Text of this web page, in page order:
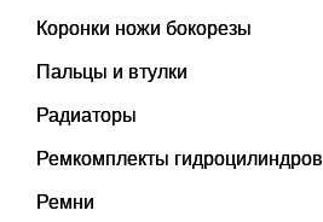
Коронки ножи бокорезы
Пальцы и втулки
Радиаторы
Ремкомплекты гидроцилиндров
Ремни